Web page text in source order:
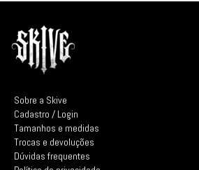
Sobre a Skive
Cadastro / Login
Tamanhos e medidas
Trocas e devoluções
Dúvidas frequentes